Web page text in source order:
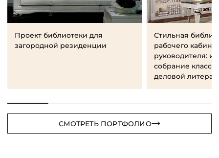
Проект библиотеки для
загородной резиденции
Стильная
рабочего
руководителя:
собрание
деловой
СМОТРЕТЬ ПОРТФОЛИО